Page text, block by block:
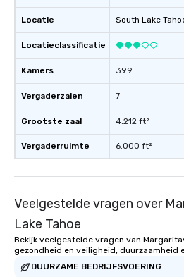
Locatie
Locatieclassificatie
Kamers
Vergaderzalen
Grootste zaal
Vergaderruimte
South Lake
399
7
4.212 ft²
6.000 ft²
Veelgestelde vragen over
Lake Tahoe
Bekijk veelgestelde vragen van
gezondheid en veiligheid, duurzaamheid
DUURZAME BEDRIJFSVOERING